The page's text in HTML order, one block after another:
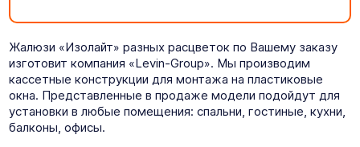
Жалюзи «Изолайт» разных расцветок по Вашему заказу
изготовит компания «Levin-Group». Мы производим
кассетные конструкции для монтажа на пластиковые
окна. Представленные в продаже модели подойдут для
установки в любые помещения: спальни, гостиные, кухни,
балконы, офисы.